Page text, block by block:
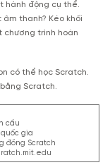
hành động cụ thể.
âm thanh? Kéo khối
chương trình hoàn
có thể học Scratch.
Scratch.
cầu
gia
đồng Scratch